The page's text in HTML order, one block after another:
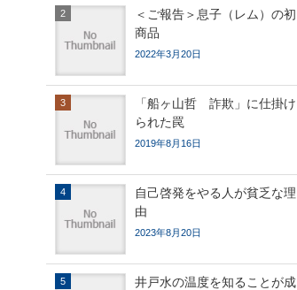
＜ご報告＞息子（レム）の初
商品
2022年3月20日
「船ヶ山哲 詐欺」に仕掛け
られた罠
2019年8月16日
自己啓発をやる人が貧乏な理
由
2023年8月20日
井戸水の温度を知ることが成